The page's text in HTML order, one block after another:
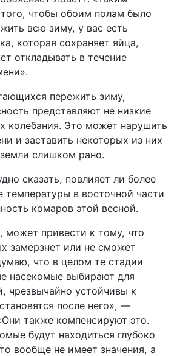
чтобы обоим полам было
всю зиму, у вас есть
которая сохраняет яйца,
откладывать в течение
пережить зиму,
представляют не низкие
колебания. Это может нарушить
и заставить некоторых из них
слишком рано.
сказать, повлияет ли более
температуры в восточной части
комаров этой весной.
может привести к тому, что
замерзнет или не сможет
что в целом те стадии
насекомые выбирают для
чрезвычайно устойчивы к
после него», —
также компенсируют это.
будут находиться глубоко
вообще не имеет значения, а